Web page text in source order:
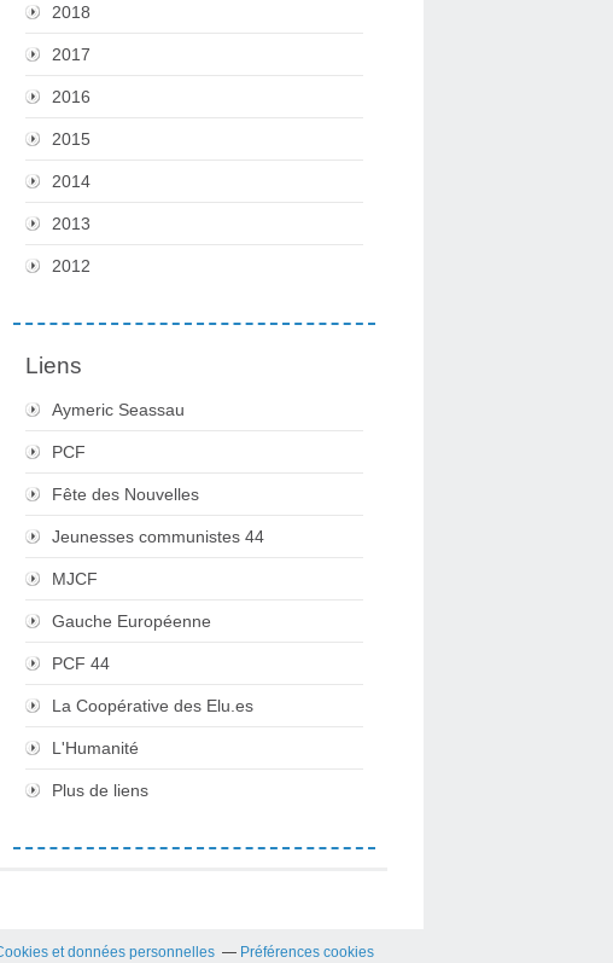
2018
2017
2016
2015
2014
2013
2012
Liens
Aymeric Seassau
PCF
Fête des Nouvelles
Jeunesses communistes 44
MJCF
Gauche Européenne
PCF 44
La Coopérative des Elu.es
L'Humanité
Plus de liens
et données personnelles Préférences cookies